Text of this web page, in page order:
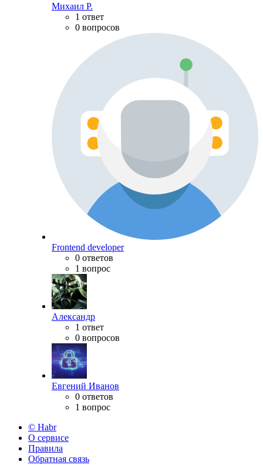
Михаил Р.
1 ответ
0 вопросов
Frontend developer
0 ответов
1 вопрос
Александр
1 ответ
0 вопросов
Евгений Иванов
0 ответов
1 вопрос
© Habr
О сервисе
Правила
Обратная связь